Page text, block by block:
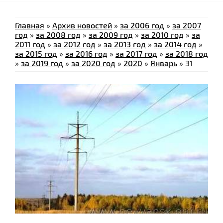
Главная » Архив новостей » за 2006 год » за 2007
год » за 2008 год » за 2009 год » за 2010 год » за
2011 год » за 2012 год » за 2013 год » за 2014 год »
за 2015 год » за 2016 год » за 2017 год » за 2018 год
» за 2019 год » за 2020 год » 2020 » Январь » 31